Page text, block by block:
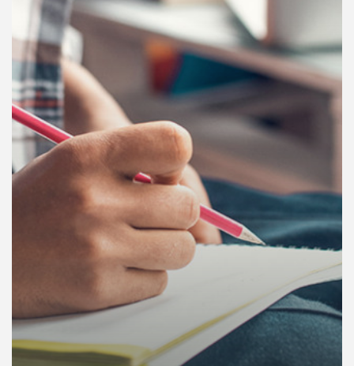
คุณ
เพลง
บทความ
เกี่ยว
กับ
เรา